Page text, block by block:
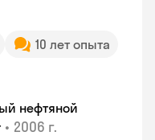
10 лет опыта
нефтяной
• 2006 г.